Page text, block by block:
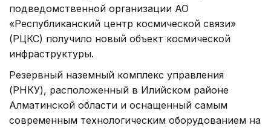
подведомственной организации АО
«Республиканский центр космической связи»
(РЦКС) получило новый объект космической
инфраструктуры.
Резервный наземный комплекс управления
(РНКУ), расположенный в Илийском районе
Алматинской области и оснащенный самым
современным технологическим оборудованием на